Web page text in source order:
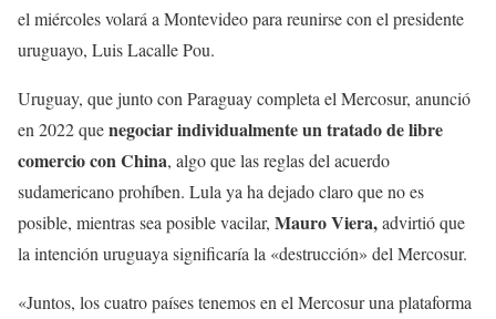
el miércoles volará a Montevideo para reunirse con el presidente
uruguayo, Luis Lacalle Pou.
Uruguay, que junto con Paraguay completa el Mercosur, anunció
en 2022 quenegociar individualmente un tratado de libre
comercio con China, algo que las reglas del acuerdo
sudamericano prohíben. Lula ya ha dejado claro que no es
posible, mientras sea posible vacilar, Mauro Viera,advirtió que
la intención uruguaya significaría la «destrucción» del Mercosur.
«Juntos, los cuatro países tenemos en el Mercosur una plataforma